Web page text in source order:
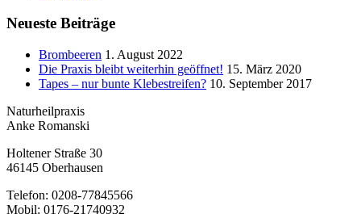
Neueste Beiträge
Brombeeren 1. August 2022
Die Praxis bleibt weiterhin geöffnet! 15. März 2020
Tapes – nur bunte Klebestreifen? 10. September 2017
Naturheilpraxis
Anke Romanski
Holtener Straße 30
46145 Oberhausen
Telefon: 0208-77845566
Mobil: 0176-21740932